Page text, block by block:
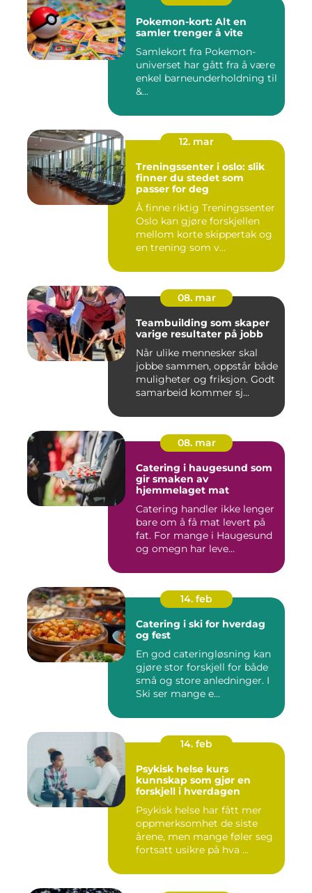
Pokemon-kort: Alt en
samler trenger å vite
Samlekort fra Pokemon-
universet har gått fra å være
enkel barneunderholdning til
&...
12. mar
Treningssenter i oslo: slik
finner du stedet som
passer for deg
Å finne riktig Treningssenter
Oslo kan gjøre forskjellen
mellom korte skippertak og
en trening som v...
08. mar
Teambuilding som skaper
varige resultater på jobb
Når ulike mennesker skal
jobbe sammen, oppstår både
muligheter og friksjon. Godt
samarbeid kommer sj...
08. mar
Catering i haugesund som
gir smaken av
hjemmelaget mat
Catering handler ikke lenger
bare om å få mat levert på
fat. For mange i Haugesund
og omegn har leve...
14. feb
Catering i ski for hverdag
og fest
En god cateringløsning kan
gjøre stor forskjell for både
små og store anledninger. I
Ski ser mange e...
14. feb
Psykisk helse kurs
kunnskap som gjør en
forskjell i hverdagen
Psykisk helse har fått mer
oppmerksomhet de siste
årene, men mange føler seg
fortsatt usikre på hva ...